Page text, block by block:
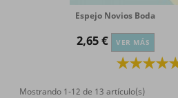
Espejo Novios Boda
2,65 € VER MÁS
Mostrando 1-12 de 13 artículo(s)